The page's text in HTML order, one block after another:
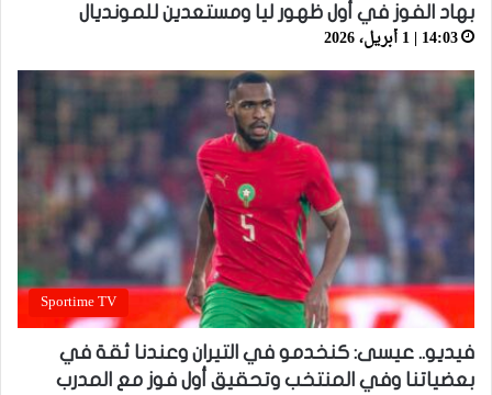
بهاد الفوز في أول ظهور ليا ومستعدين للمونديال
14:03 | 1 أبريل، 2026
Sportime TV
فيديو.. عيسى: كنخدمو في التيران وعندنا ثقة في
بعضياتنا وفي المنتخب وتحقيق أول فوز مع المدرب